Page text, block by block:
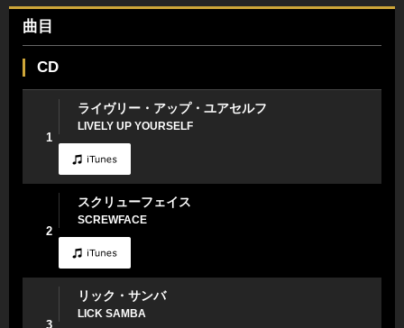
曲目
CD
1
ライヴリー・アップ・ユアセルフ
LIVELY UP YOURSELF
2
スクリューフェイス
SCREWFACE
3
リック・サンバ
LICK SAMBA